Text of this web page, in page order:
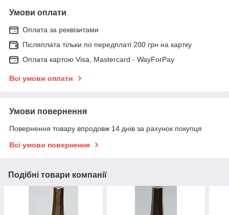
Умови оплати
Оплата за реквізитами
Післяплата тільки по передплаті 200 грн на картку
Оплата картою Visa, Mastercard - WayForPay
Всі умови оплати
Умови повернення
Повернення товару впродовж 14 днів за рахунок покупця
Всі умови повернення
Подібні товари компанії